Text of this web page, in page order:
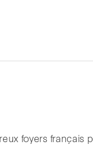
foyers français